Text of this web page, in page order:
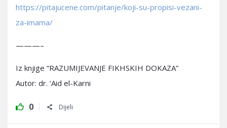
https://pitajucene.com/pitanje/koji-su-propisi-vezani-
za-imama/
———–
Iz knjige “RAZUMIJEVANJE FIKHSKIH DOKAZA”
Autor: dr. ‘Aid el-Karni
0 Dijeli